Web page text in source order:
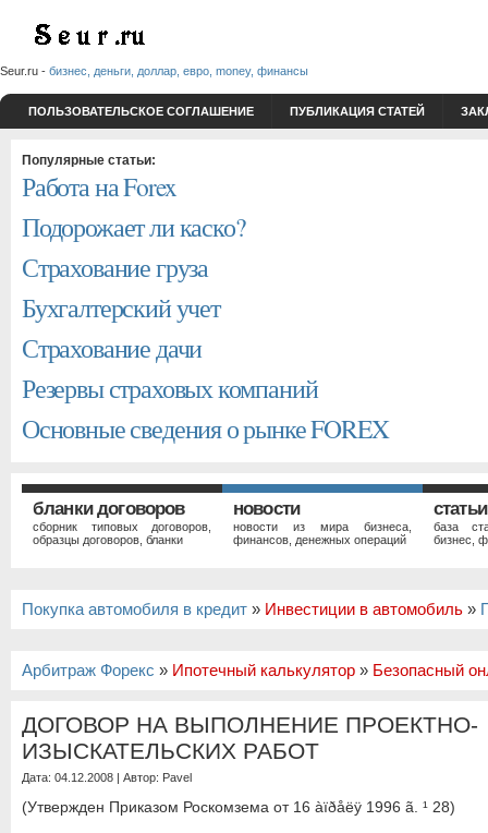
Seur.ru - бизнес, деньги, доллар, евро, money, финансы
ПОЛЬЗОВАТЕЛЬСКОЕ СОГЛАШЕНИЕ ПУБЛИКАЦИЯ СТАТЕЙ
Популярные статьи:
Работа на Forex
Подорожает ли каско?
Страхование груза
Бухгалтерский учет
Страхование дачи
Резервы страховых компаний
Основные сведения о рынке FOREX
бланки договоров
сборник типовых договоров,
образцы договоров, бланки
новости
новости из мира бизнеса,
финансов, денежных операций
статьи
база
бизнес,
Покупка автомобиля в кредит » Инвестиции в автомобиль »
Арбитраж Форекс » Ипотечный калькулятор » Безопасный
ДОГОВОР НА ВЫПОЛНЕНИЕ ПРОЕКТНО-
ИЗЫСКАТЕЛЬСКИХ РАБОТ
Дата: 04.12.2008 | Автор: Pavel
(Утвержден Приказом Роскомзема от 16 àïðåëÿ 1996 ã. ¹ 28)